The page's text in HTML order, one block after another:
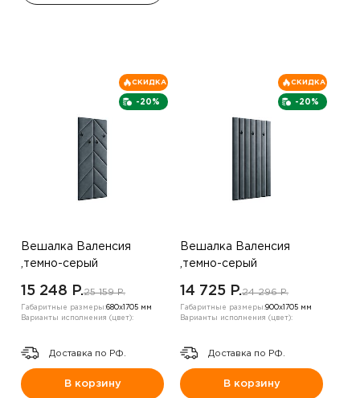
-20%
СКИДКА
Вешалка Валенсия
,темно-серый
15 248 P.25 159 P.
Габаритные размеры:680х1705 мм
Варианты исполнения (цвет):
Доставка по РФ.
В корзину
-20%
СКИДКА
Вешалка Валенсия
,темно-серый
14 725 P.24 296 P.
Габаритные размеры:900х1705 мм
Варианты исполнения (цвет):
Доставка по РФ.
В корзину